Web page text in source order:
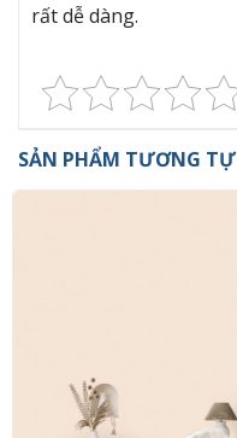
rất dễ dàng.
SẢN PHẨM TƯƠNG TỰ